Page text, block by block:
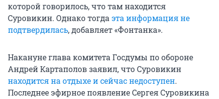
которой говорилось, что там находится
Суровикин. Однако тогда эта информация не
подтвердилась, добавляет «Фонтанка».
Накануне глава комитета Госдумы по обороне
Андрей Картаполов заявил, что Суровикин
находится на отдыхе и сейчас недоступен.
Последнее эфирное появление Сергея Суровикина